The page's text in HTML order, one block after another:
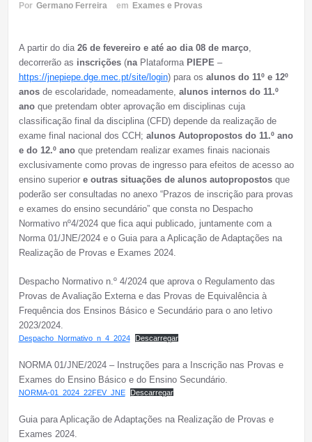
Por Germano Ferreira em Exames e Provas
A partir do dia 26 de fevereiro e até ao dia 08 de março,
decorrerão as inscrições (naPlataforma PIEPE–
https://jnepiepe.dge.mec.pt/site/login) para os alunos do 11º e 12º
anos de escolaridade, nomeadamente, alunos internos do 11.º
ano que pretendam obter aprovação em disciplinas cuja
classificação final da disciplina (CFD) depende da realização de
exame final nacional dos CCH; alunos Autopropostos do 11.º ano
e do 12.º anoque pretendam realizar exames finais nacionais
exclusivamente como provas de ingresso para efeitos de acesso ao
ensino superior e outras situações de alunos autopropostosque
poderão ser consultadas no anexo “Prazos de inscrição para provas
e exames do ensino secundário” que consta no Despacho
Normativo nº4/2024 que fica aqui publicado, juntamente com a
Norma 01/JNE/2024 e o Guia para a Aplicação de Adaptações na
Realização de Provas e Exames 2024.
Despacho Normativo n.º 4/2024 que aprova o Regulamento das
Provas de Avaliação Externa e das Provas de Equivalência à
Frequência dos Ensinos Básico e Secundário para o ano letivo
2023/2024.
Despacho_Normativo_n_4_2024 Descarregar
NORMA 01/JNE/2024 – Instruções para a Inscrição nas Provas e
Exames do Ensino Básico e do Ensino Secundário.
NORMA-01_2024_22FEV_JNE Descarregar
Guia para Aplicação de Adaptações na Realização de Provas e
Exames 2024.